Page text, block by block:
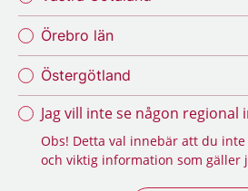
Örebro län
Östergötland
Jag vill inte se någon
Obs! Detta val innebär att du
och viktig information som gäller